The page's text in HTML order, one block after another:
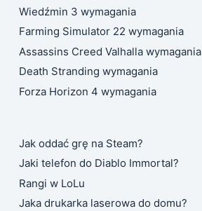
Wiedźmin 3 wymagania
Farming Simulator 22 wymagania
Assassins Creed Valhalla wymagania
Death Stranding wymagania
Forza Horizon 4 wymagania
Jak oddać grę na Steam?
Jaki telefon do Diablo Immortal?
Rangi w LoLu
Jaka drukarka laserowa do domu?